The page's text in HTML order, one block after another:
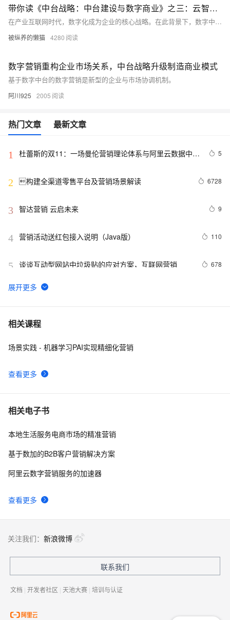
带你读《中台战略：中台建设与数字商业》之三：云智慧时代的数字营销
在产业互联网时代，数字化成为企业的核心战略。在此背景下，数字中台成为指导企业数字化转型、实现数字营销的主流方法。数字中台是基于企业级互联网及大数据架构打造的数字化创新平台，包含业务中台和数据中台。
被纵养的懒猫 4280
数字营销重构企业市场关系，中台战略升级制造商业模式
基于数字中台的数字营销是新型的企业与市场协调机制。
阿川925 2005
热门文章 最新文章
1
杜蕾斯的双11：一场曼伦营销理论体系与阿里云数据中台
5
2 构建全渠道零售平台及营销场景解读 6728
3 智达营销 云启未来 9
4 营销活动送红包接入说明（Java版） 110
5 谈谈互动型网站中垃圾贴的应对方案，互联网营销 678
6 开源电子邮件营销平台 listmonk 使用教程
7 微信小程序 | 一文总结全部营销抽奖功能
8 企业信息化"主题经营研究稿-王甲佳全息营销系列12
9 沉浸式学习PostgreSQL|PolarDB 15: 企业ERP软件、网
10
等多场景业务上云
相关课程
查看更多
场景实践 - 机器学习PAI实现精细化营销
相关电子书
查看更多
本地生活服务电商市场的精准营销
基于数加的B2B客户营销解决方案
阿里云数字营销服务的加速器
关注我们： 新浪微博
联系我们
文档 | 开发者社区 | 天池大赛 | 培训与认证